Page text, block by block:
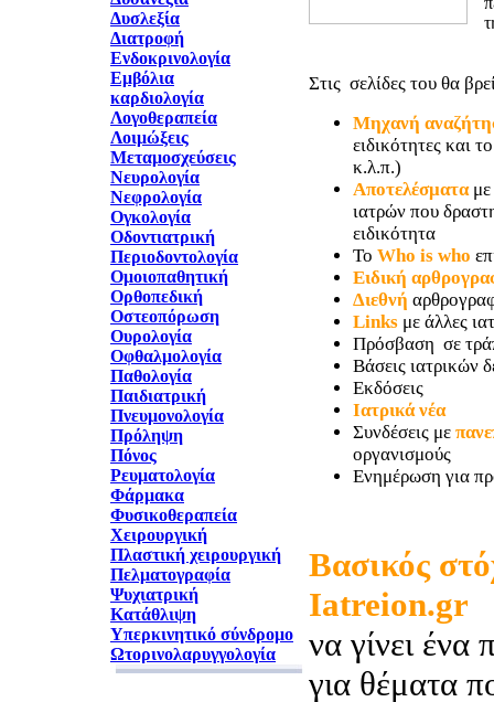
Δυσλεξία
Διατροφή
Ενδοκρινολογία
Εμβόλια
καρδιολογία
Λογοθεραπεία
Λοιμώξεις
Μεταμοσχεύσεις
Νευρολογία
Νεφρολογία
Ογκολογία
Οδοντιατρική
Περιοδοντολογία
Ομοιοπαθητική
Ορθοπεδική
Οστεοπόρωση
Ουρολογία
Οφθαλμολογία
Παθολογία
Παιδιατρική
Πνευμονολογία
Πρόληψη
Πόνος
Ρευματολογία
Φάρμακα
Φυσικοθεραπεία
Χειρουργική
Πλαστική χειρουργική
Πελματογραφία
Ψυχιατρική
Κατάθλιψη
Υπερκινητικό σύνδρομο
Ωτορινολαρυγγολογία
Στις σελίδες του θα
Μηχανή
ειδικότητες και
κ.λ.π.)
Αποτελέσματαμε
ιατρών που
ειδικότητα
Το Who is who
Ειδική
Διεθνή
Links με άλλες
Πρόσβαση σε
Βάσεις ιατρικών
Εκδόσεις
Ιατρικά νέα
Συνδέσεις με
οργανισμούς
Ενημέρωση για
Βασικός
Iatreion.gr
να γίνει ένα
για θέματα